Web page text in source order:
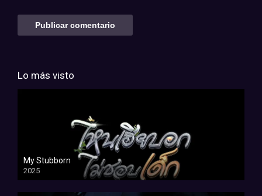
Lo más visto
My Stubborn
2025